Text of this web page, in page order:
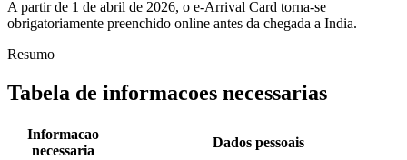
A partir de 1 de abril de 2026, o e-Arrival Card torna-se
obrigatoriamente preenchido online antes da chegada a India.
Resumo
Tabela de informacoes necessarias
Informacao
necessaria
Dados pessoais